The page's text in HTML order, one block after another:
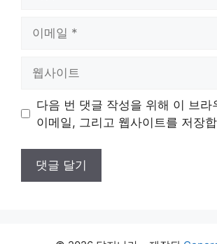
트
다음 번 댓글 작성을 위해 이 브라
이메일, 그리고 웹사이트를 저장